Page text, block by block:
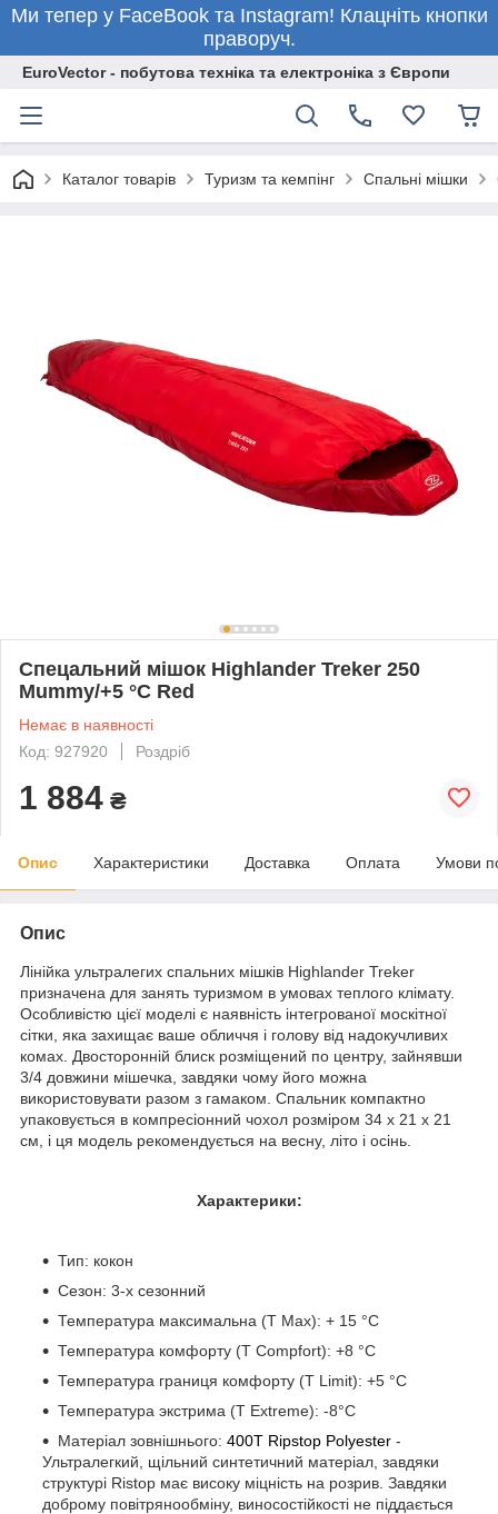
Ми тепер у FaceBook та Instagram! Клацніть кнопки
праворуч.
EuroVector - побутова техніка та електроніка з Європи
Каталог товарів Туризм та кемпінг Спальні мішки
Спецальний мішок Highlander Treker 250
Mummy/+5 °C Red
Немає в наявності
Код: 927920
Роздріб
1 884 ₴
Опис Характеристики Доставка Оплата Умови
Опис
Лінійка ультралегих спальних мішків Highlander Treker
призначена для занять туризмом в умовах теплого клімату.
Особливістю цієї моделі є наявність інтегрованої москітної
сітки, яка захищає ваше обличчя і голову від надокучливих
комах. Двосторонній блиск розміщений по центру, зайнявши
3/4 довжини мішечка, завдяки чому його можна
використовувати разом з гамаком. Спальник компактно
упаковується в компресіонний чохол розміром 34 х 21 х 21
см, і ця модель рекомендується на весну, літо і осінь.
Характерики:
Тип: кокон
Сезон: 3-х сезонний
Температура максимальна (T Max): + 15 °C
Температура комфорту (T Compfort): +8 °C
Температура границя комфорту (T Limit): +5 °C
Температура экстрима (T Extreme): -8°C
Матеріал зовнішнього: 400T Ripstop Polyester -
Ультралегкий, щільний синтетичний матеріал, завдяки
структурі Ristop має високу міцність на розрив. Завдяки
доброму повітрянообміну, виносостійкості не піддається